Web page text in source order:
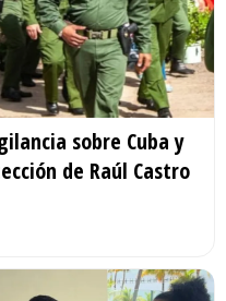
sobre Cuba y
de Raúl Castro